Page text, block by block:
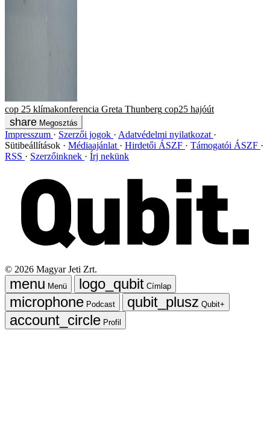
cop 25 klímakonferencia Greta Thunberg cop25 hajóút
Megosztás
Impresszum Szerzői jogok
Adatvédelmi nyilatkozat
Sütibeállítások
Médiaajánlat Hirdetői ÁSZF
Támogatói ÁSZF
RSS
Szerzőinknek Írj nekünk
© 2026 Magyar Jeti Zrt.
Menü
Címlap
Podcast
Qubit+
Profil